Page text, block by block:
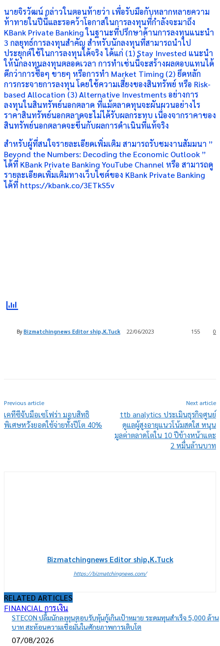
นายจิรวัฒน์ กล่าวในตอนท้ายว่า เพื่อรับมือกับหลากหลายความ
ท้าทายในปีนี้และรอคว้าโอกาสในการลงทุนที่กำลังจะมาถึง
KBank Private Banking ในฐานะที่ปรึกษาด้านการลงทุนแนะนำ
3 กลยุทธ์การลงทุนสำคัญ สำหรับนักลงทุนที่สามารถนำไป
ประยุกต์ใช้ในการลงทุนได้จริง ได้แก่ (1) Stay Invested แนะนำ
ให้นักลงทุนลงทุนตลอดเวลา การทำเช่นนี้จะสร้างผลตอบแทนได้
ดีกว่าการซื้อๆ ขายๆ หรือการทำ Market Timing (2) ยึดหลัก
การกระจายการลงทุน โดยใช้ความเสี่ยงของสินทรัพย์ หรือ Risk-
based Allocation (3) Alternative Investments อย่างการ
ลงทุนในสินทรัพย์นอกตลาด ที่แม้ตลาดทุนจะผันผวนอย่างไร
ราคาสินทรัพย์นอกตลาดจะไม่ได้รับผลกระทบ เนื่องจากราคาของ
สินทรัพย์นอกตลาดจะขึ้นกับผลการดำเนินที่แท้จริง
สำหรับผู้ที่สนใจรายละเอียดเพิ่มเติม สามารถรับชมงานสัมมนา ”
Beyond the Numbers: Decoding the Economic Outlook ”
ได้ที่ KBank Private Banking YouTube Channel หรือ สามารถดู
รายละเอียดเพิ่มเติมทางเว็บไซต์ของ KBank Private Banking
ได้ที่ https://kbank.co/3ETkS5v
By Bizmatchingnews Editor ship,K.Tuck 22/06/2023 0
155
Previous article
เคทีซีจับมือเซโฟร่า มอบสิทธิ
พิเศษหวังยอดใช้จ่ายทั้งปีโต 40%
Next article
ttb analytics ประเมินธุรกิจศูนย์
ดูแลผู้สูงอายุแนวโน้มสดใส หนุน
มูลค่าตลาดโตใน 10 ปีข้างหน้าแตะ
2 หมื่นล้านบาท
Bizmatchingnews Editor ship,K.Tuck
https://bizmatchingnews.com/
RELATED ARTICLES
FINANCIAL การเงิน
STECON ปลื้มนักลงทุนตอบรับหุ้นกู้เกินเป้าหมาย ระดมทุนสำเร็จ 5,000 ล้าน
บาท สะท้อนความเชื่อมั่นในศักยภาพการเติบโต
07/08/2026